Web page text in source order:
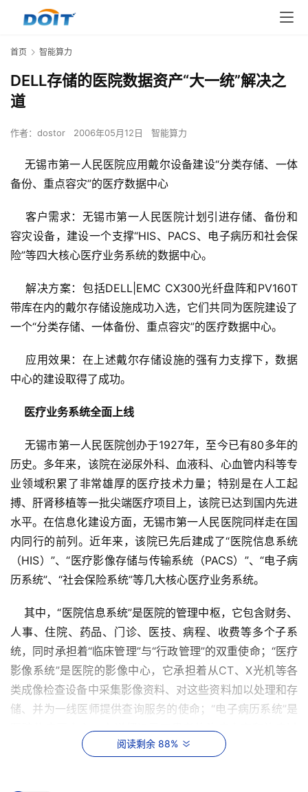
首页 智能算力
DELL存储的医院数据资产“大一统”解决之
道
作者： dostor 2006年05月12日 智能算力
无锡市第一人民医院应用戴尔设备建设“分类存储、一体
客户需求：无锡市第一人民医院计划引进存储、备份和
容灾设备，建设一个支撑“HIS、PACS、电子病历和社会保
解决方案：包括DELL|EMC CX300光纤盘阵和PV160T
带库在内的戴尔存储设施成功入选，它们共同为医院建设了
应用效果：在上述戴尔存储设施的强有力支撑下，数据
医疗业务系统全面上线
无锡市第一人民医院创办于1927年，至今已有80多年的
历史。多年来，该院在泌尿外科、血液科、心血管内科等专
业领域积累了非常雄厚的医疗技术力量；特别是在人工起
搏、肝肾移植等一批尖端医疗项目上，该院已达到国内先进
水平。在信息化建设方面，无锡市第一人民医院同样走在国
内同行的前列。近年来，该院已先后建成了“医院信息系统
（HIS）”、“医疗影像存储与传输系统（PACS）”、“电子病
其中，“医院信息系统”是医院的管理中枢，它包含财务、
人事、住院、药品、门诊、医技、病程、收费等多个子系
统，同时承担着“临床管理”与“行政管理”的双重使命；“医疗
影像系统”是医院的影像中心，它承担着从CT、X光机等各
类成像检查设备中采集影像资料、对这些资料加以处理和存
储、并为一线医师提供查询服务的使命；“电子病历系统”是
医院的病历中心，它详细记录了患者的治疗方案和治疗过
程，既为医院积累了宝贵的治疗经验，又为处理医患纠纷提
阅读剩余 88%